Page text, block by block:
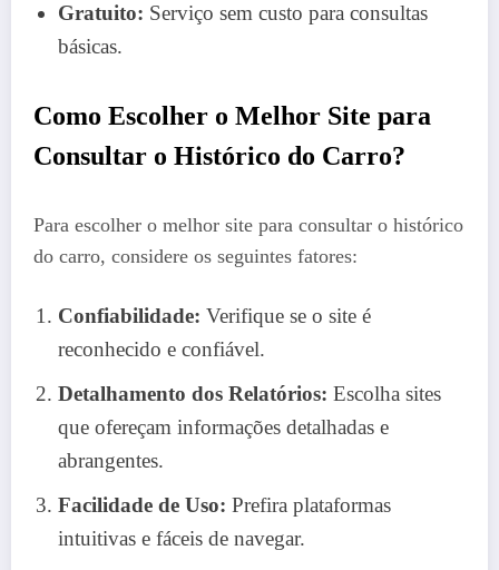
Gratuito: Serviço sem custo para consultas
básicas.
Como Escolher o Melhor Site para
Consultar o Histórico do Carro?
Para escolher o melhor site para consultar o histórico
do carro, considere os seguintes fatores:
Confiabilidade: Verifique se o site é
reconhecido e confiável.
Detalhamento dos Relatórios: Escolha sites
que ofereçam informações detalhadas e
abrangentes.
Facilidade de Uso: Prefira plataformas
intuitivas e fáceis de navegar.